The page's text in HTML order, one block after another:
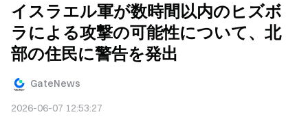
イスラエル軍が数時間以内のヒズボ
ラによる攻撃の可能性について、北
部の住民に警告を発出
GateNews
2026-06-07 12:53:27